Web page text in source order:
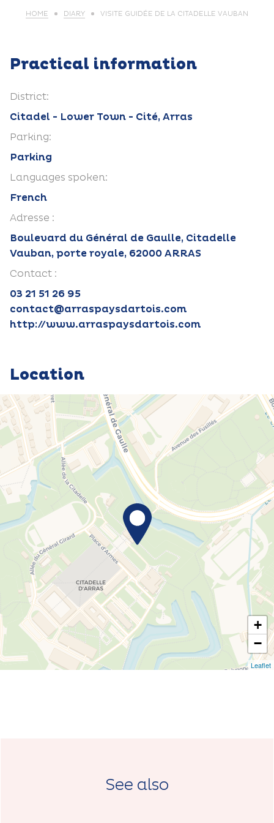
HOME DIARY VISITE GUIDÉE DE LA CITADELLE VAUBAN
Practical information
District:
Citadel - Lower Town - Cité, Arras
Parking:
Parking
Languages spoken:
French
Adresse :
Boulevard du Général de Gaulle, Citadelle
Vauban, porte royale, 62000 ARRAS
Contact :
03 21 51 26 95
contact@arraspaysdartois.com
http://www.arraspaysdartois.com
Location
+
−
Leaflet
See also